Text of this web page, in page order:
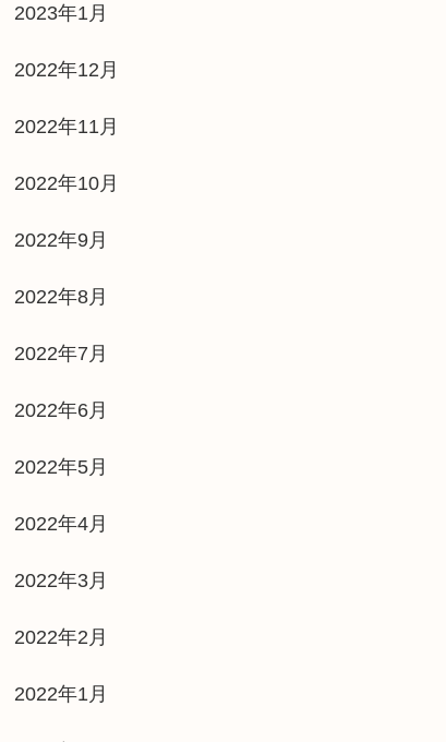
2023年1月
2022年12月
2022年11月
2022年10月
2022年9月
2022年8月
2022年7月
2022年6月
2022年5月
2022年4月
2022年3月
2022年2月
2022年1月